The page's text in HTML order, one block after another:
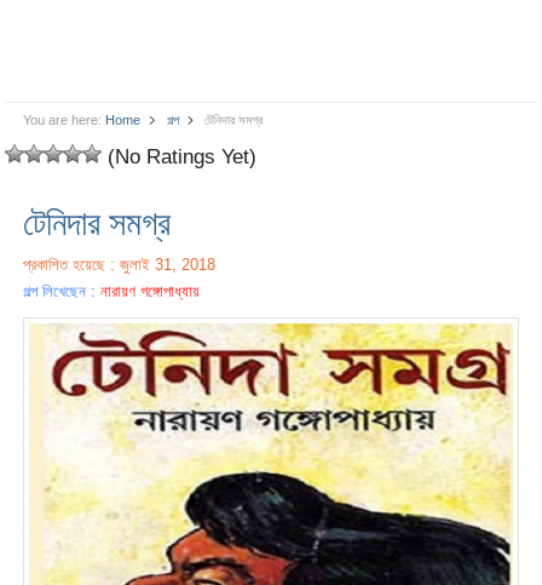
You are here: Home গল্প টেনিদার সমগ্র
(No Ratings Yet)
টেনিদার সমগ্র
প্রকাশিত হয়েছে : জুলাই 31, 2018
গল্প লিখেছেন :নারায়ণ গঙ্গোপাধ্যায়